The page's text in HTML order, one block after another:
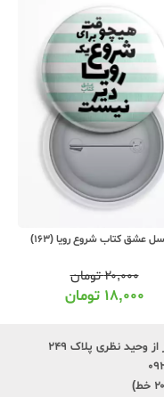
عشق کتاب شروع رویا (163)
۲۰,۰۰۰تومان
۱۸,۰۰۰ تومان